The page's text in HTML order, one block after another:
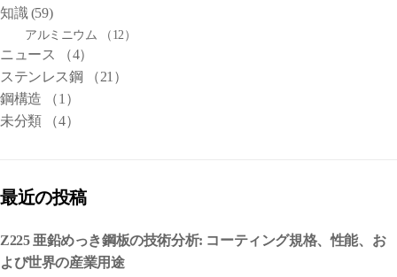
知識(59)
アルミニウム （12）
ニュース
（4）
ステンレス鋼 （21）
鋼構造 （1）
未分類（4）
最近の投稿
Z225 亜鉛めっき鋼板の技術分析: コーティング規格、性能、お
よび世界の産業用途